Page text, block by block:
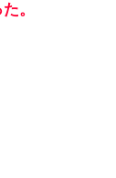
。